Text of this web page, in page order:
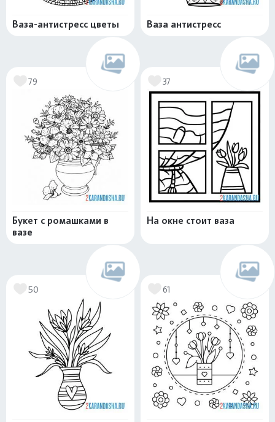
Ваза-антистресс цветы Ваза антистресс
79
Букет с ромашками в
вазе
37
На окне стоит ваза
50 61